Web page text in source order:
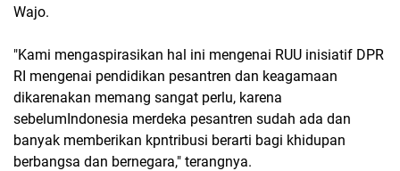
Wajo.
"Kami mengaspirasikan hal ini mengenai RUU inisiatif DPR
RI mengenai pendidikan pesantren dan keagamaan
dikarenakan memang sangat perlu, karena
sebelumIndonesia merdeka pesantren sudah ada dan
banyak memberikan kpntribusi berarti bagi khidupan
berbangsa dan bernegara," terangnya.